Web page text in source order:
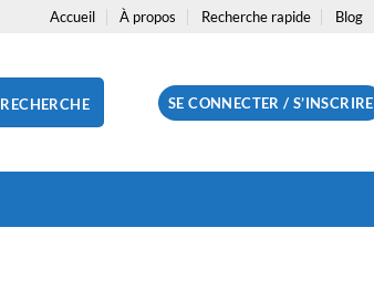
Accueil À propos Recherche rapide Blog
RECHERCHE SE CONNECTER / S’INSCRIRE